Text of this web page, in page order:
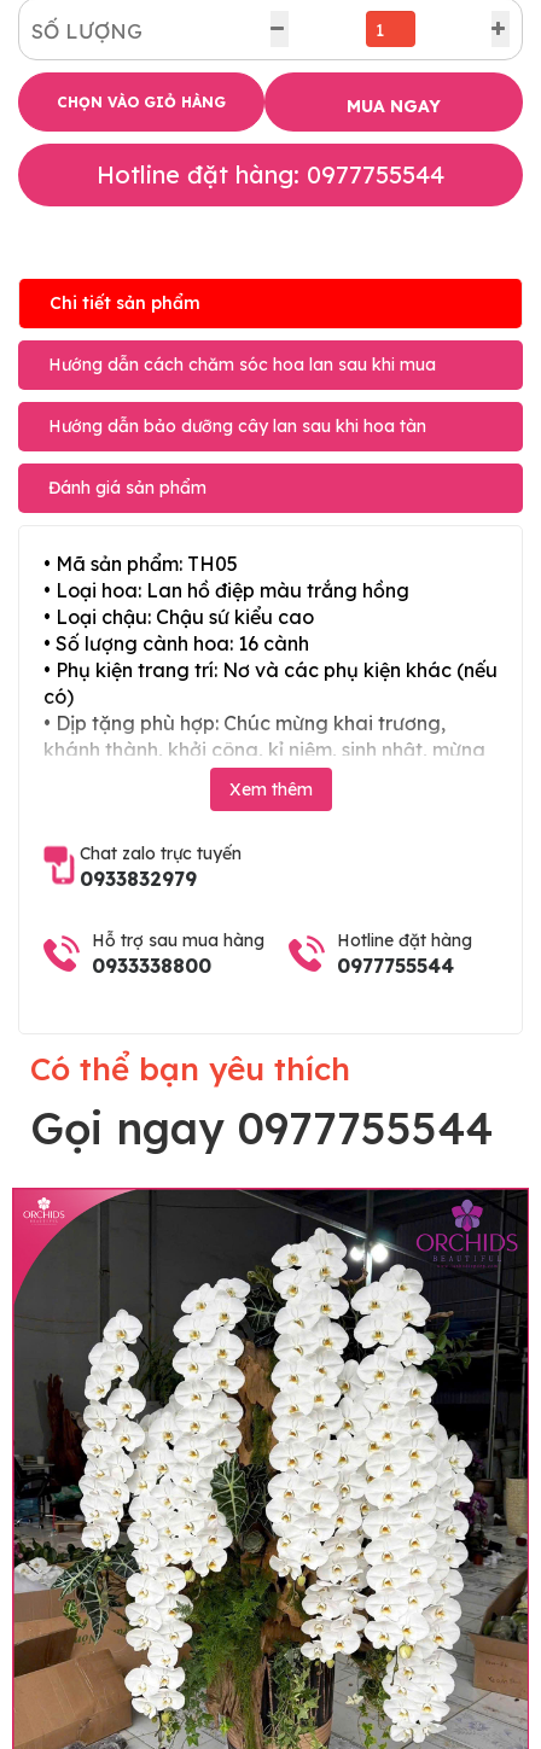
SỐ LƯỢNG
CHỌN VÀO GIỎ HÀNG MUA NGAY
Hotline đặt hàng: 0977755544
Chi tiết sản phẩm
Hướng dẫn cách chăm sóc hoa lan sau khi mua
Hướng dẫn bảo dưỡng cây lan sau khi hoa tàn
Đánh giá sản phẩm
• Mã sản phẩm: TH05
• Loại hoa: Lan hồ điệp màu trắng hồng
• Loại chậu: Chậu sứ kiểu cao
• Số lượng cành hoa: 16 cành
• Phụ kiện trang trí: Nơ và các phụ kiện khác (nếu
có)
• Dịp tặng phù hợp: Chúc mừng khai trương,
khánh thành, khởi công, kỉ niệm, sinh nhật, mừng
thọ, mừng cưới, tân gia và các ngày lễ tết trong
năm. Hoặc làm chậu hoa lan chia buồn, hoa lan
Lưu ý trước khi đặt hàng
• Về cây hoa: Một chậu hoa lan hồ điệp đẹp và
hoàn chỉnh sẽ được phối ghép từ nhiều cây hoa
và tạo dáng hoàn toàn thủ công nên có thể sẽ
khác nhau đôi chút giữa sản phẩm thực tế và
trên hình. Cây hoa lan còn phụ thuộc theo mùa
và điều kiện khách quan, tùy vào thời điểm hoa
nở nhiều, nở ít khi shop có sẵn nên sẽ thay đổi về
độ dầy hoa, thưa hoa và cách trang trí.
• Về kiểu dáng & phụ kiện: Beautiful Orchids cam
kết sản phẩm được thực hiện dựa trên mẫu đã
chọn với mức độ giống mẫu khoảng 80-90%, nếu
có thay đổi về màu sắc hoa và kiểu chậu cũng
như phụ kiện trang trí chúng tôi sẽ chủ động liên
lạc với khách hàng để thông báo và tư vấn loại
Xem thêm
Chat zalo trực tuyến
0933832979
Hỗ trợ sau mua hàng
0933338800
Hotline đặt hàng
0977755544
Có thể bạn yêu thích
Gọi ngay 0977755544